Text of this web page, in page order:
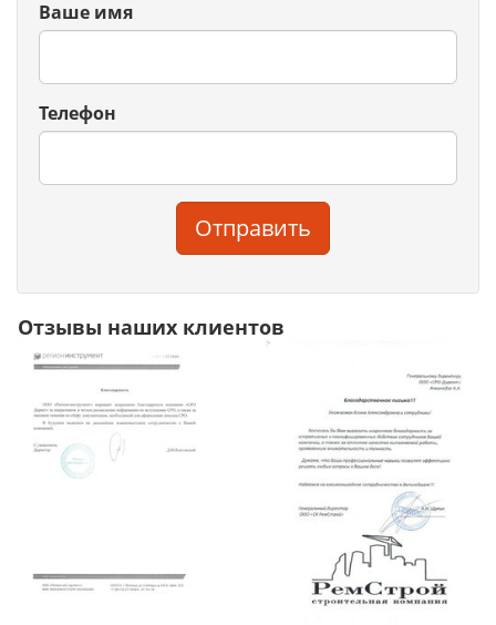
Ваше имя
Телефон
Отправить
Отзывы наших клиентов